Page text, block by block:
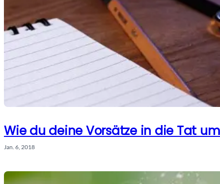
Wie du deine Vorsätze in die Tat
Jan. 6, 2018